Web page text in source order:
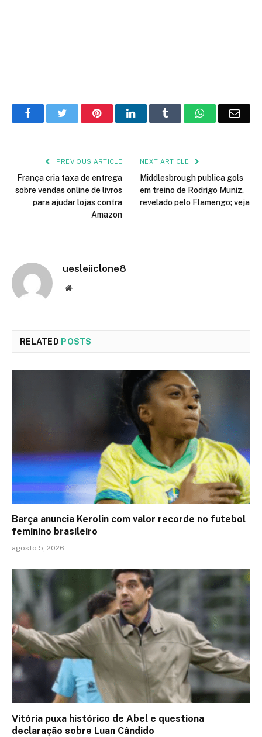
FacebookTwitter PinterestLinkedIn Tumblr WhatsApp
PREVIOUS ARTICLE
França cria taxa de entrega
sobre vendas online de livros
para ajudar lojas contra
Amazon
NEXT ARTICLE
Middlesbrough publica gols
em treino de Rodrigo Muniz,
revelado pelo Flamengo; veja
uesleiiclone8
Website
RELATED POSTS
Barça anuncia Kerolin com valor recorde no futebol
feminino brasileiro
agosto 5, 2026
Vitória puxa histórico de Abel e questiona
declaração sobre Luan Cândido